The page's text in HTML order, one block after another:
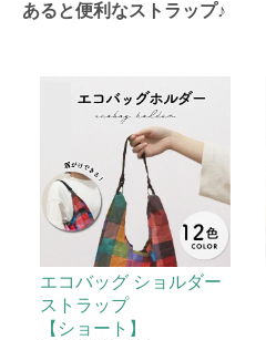
あると便利なストラップ♪
エコバッグ ショルダー
ストラップ
【ショート】